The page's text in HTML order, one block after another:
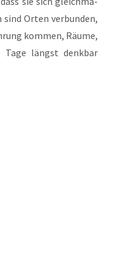
Orten ver­bun­den,
kom­men, Räu­me,
Tage längst denk­bar